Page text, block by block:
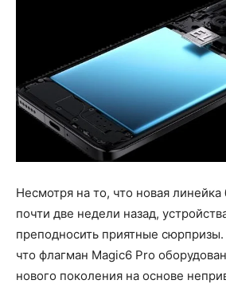
Несмотря на то, что новая
почти две недели назад,
преподносить приятные
что флагман Magic6 Pro
нового поколения на основе